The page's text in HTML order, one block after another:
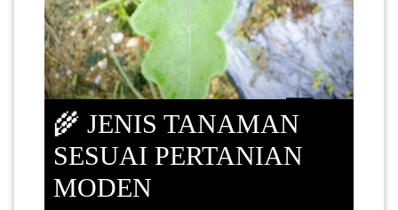
🌾 JENIS TANAMAN
SESUAI PERTANIAN
MODEN